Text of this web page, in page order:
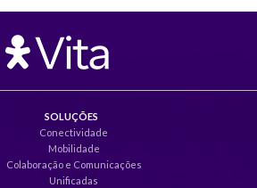
SOLUÇÕES
Conectividade
Mobilidade
Colaboração e Comunicações
Unificadas